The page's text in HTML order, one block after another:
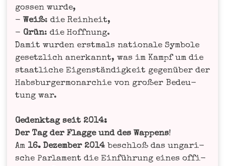
gos­sen wur­de,
- Weiß: die Rein­heit,
- Grün: die Hoff­nung.
Damit wur­den erst­mals natio­na­le Sym­bo­le
gesetz­lich aner­kannt, was im Kampf um die
staat­li­che Eigen­stän­dig­keit gegen­über der
Habs­bur­ger­mon­ar­chie von gro­ßer Bedeu­
tung war.
Gedenk­tag seit 2014:
Der Tag der Flag­ge und des Wap­pens!
Am 16. Dezem­ber 2014 beschloß das unga­ri­
sche Par­la­ment die Ein­füh­rung eines offi­